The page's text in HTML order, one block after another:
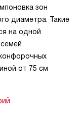
зон
диаметра. Такие
на одной
от 75 см